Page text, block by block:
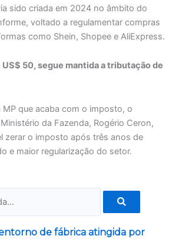
sido criada em 2024 no âmbito do
voltado a regulamentar compras
como Shein, Shopee e AliExpress.
US$ 50, segue mantida a tributação de
que acaba com o imposto, o
da Fazenda, Rogério Ceron,
zerar o imposto após três anos de
e maior regularização do setor.
de fábrica atingida por